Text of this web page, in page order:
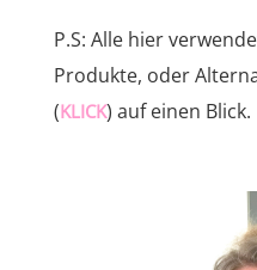
P.S: Alle hier
Produkte, oder
(KLICK) auf einen Blick.